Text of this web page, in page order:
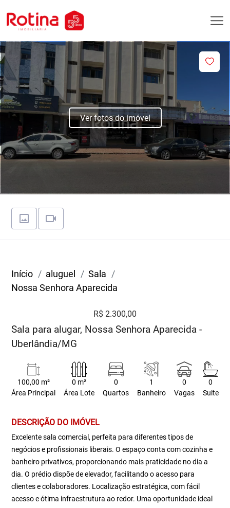
Ver fotos do imóvel
Início aluguel
Sala
Nossa Senhora Aparecida
R$ 2.300,00
Sala para alugar, Nossa Senhora Aparecida -
Uberlândia/MG
100,00 m²
Área Principal
0 m²
Área Lote
0
Quartos
1
Banheiro
0
Vagas
0
Suite
DESCRIÇÃO DO IMÓVEL
Excelente sala comercial, perfeita para diferentes tipos de
negócios e profissionais liberais. O espaço conta com cozinha e
banheiro privativos, proporcionando mais praticidade no dia a
dia. O prédio dispõe de elevador, facilitando o acesso para
clientes e colaboradores. Localização estratégica, com fácil
acesso e ótima infraestrutura ao redor. Uma oportunidade ideal